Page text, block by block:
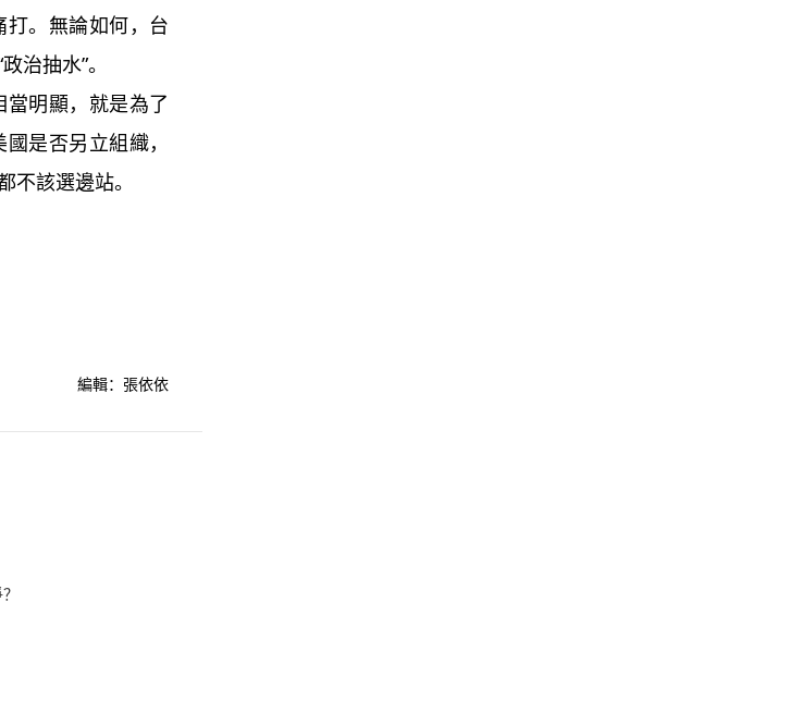
。無論如何，台
治抽水”。
明顯，就是為了
是否另立組織，
該選邊站。
編輯：張依依